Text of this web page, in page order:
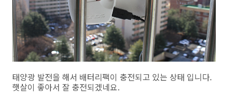
태양광 발전을 해서 배터리팩이 충전되고 있는 상태 입니다.
햇살이 좋아서 잘 충전되겠네요.